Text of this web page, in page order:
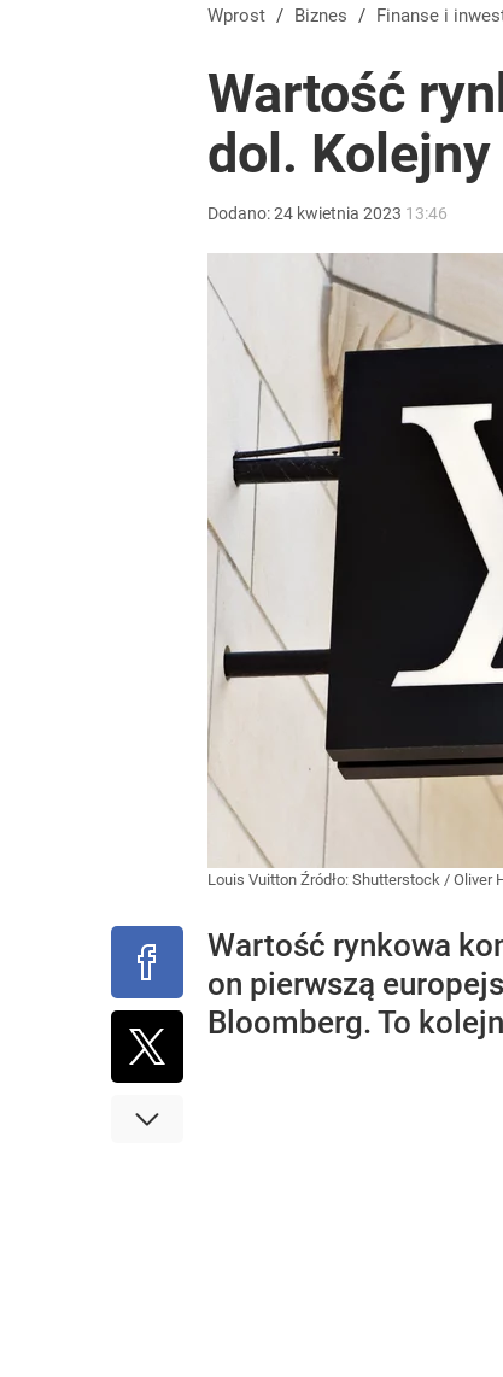
Wprost / Biznes / Finanse i
Wartość
dol.
Dodano:24 kwietnia 2023 13:46
Louis Vuitton Źródło: Shutterstock / Oliver
Wartość rynkowa
on pierwszą
Bloomberg. To